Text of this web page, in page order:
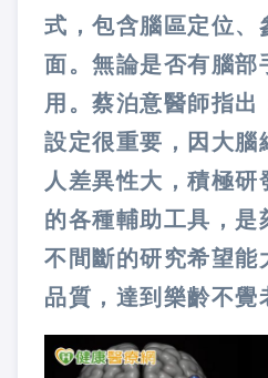
式，包含腦區定位、
面。無論是否有腦部
用。蔡泊意醫師指出
設定很重要，因大腦
人差異性大，積極
的各種輔助工具，是
不間斷的研究希望能
品質，達到樂齡不覺